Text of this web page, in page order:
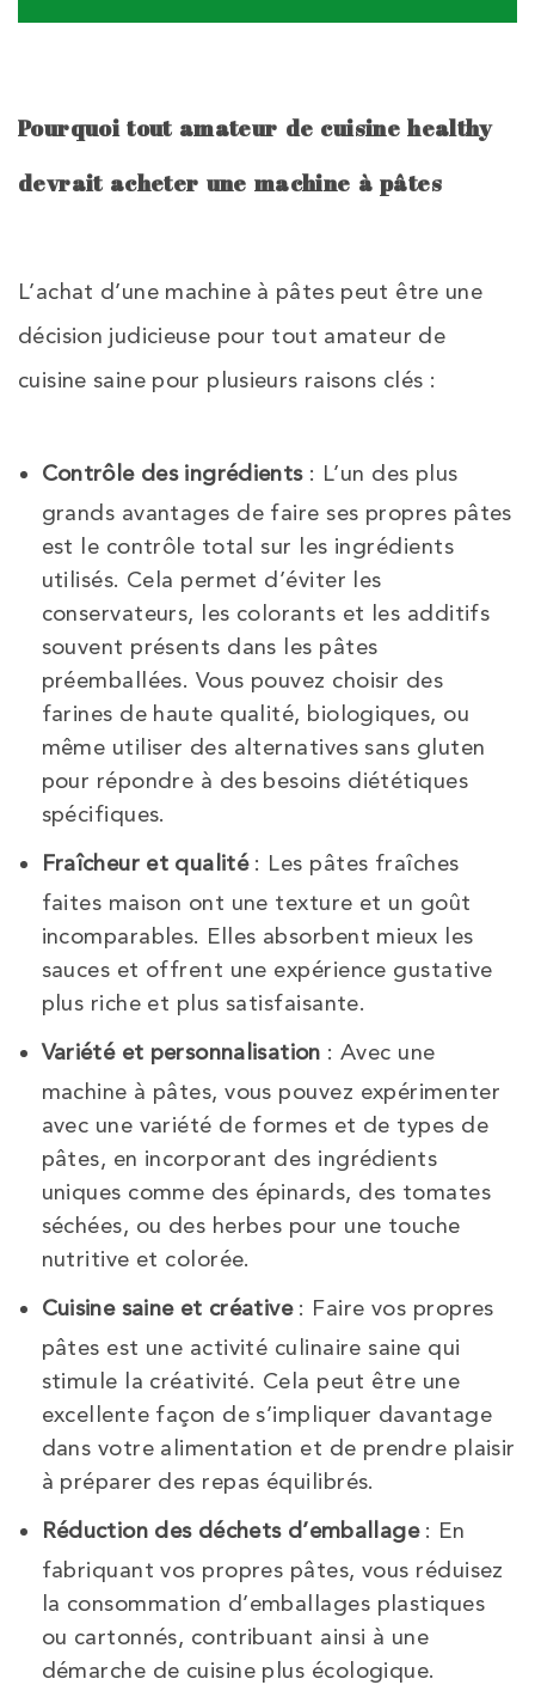
Pourquoi tout amateur de cuisine healthy
devrait acheter une machine à pâtes
L’achat d’une machine à pâtes peut être une
décision judicieuse pour tout amateur de
cuisine saine pour plusieurs raisons clés :
Contrôle des ingrédients: L’un des plus
grands avantages de faire ses propres pâtes
est le contrôle total sur les ingrédients
utilisés. Cela permet d’éviter les
conservateurs, les colorants et les additifs
souvent présents dans les pâtes
préemballées. Vous pouvez choisir des
farines de haute qualité, biologiques, ou
même utiliser des alternatives sans gluten
pour répondre à des besoins diététiques
spécifiques.
Fraîcheur et qualité: Les pâtes fraîches
faites maison ont une texture et un goût
incomparables. Elles absorbent mieux les
sauces et offrent une expérience gustative
plus riche et plus satisfaisante.
Variété et personnalisation : Avec une
machine à pâtes, vous pouvez expérimenter
avec une variété de formes et de types de
pâtes, en incorporant des ingrédients
uniques comme des épinards, des tomates
séchées, ou des herbes pour une touche
nutritive et colorée.
Cuisine saine et créative: Faire vos propres
pâtes est une activité culinaire saine qui
stimule la créativité. Cela peut être une
excellente façon de s’impliquer davantage
dans votre alimentation et de prendre plaisir
à préparer des repas équilibrés.
Réduction des déchets d’emballage: En
fabriquant vos propres pâtes, vous réduisez
la consommation d’emballages plastiques
ou cartonnés, contribuant ainsi à une
démarche de cuisine plus écologique.